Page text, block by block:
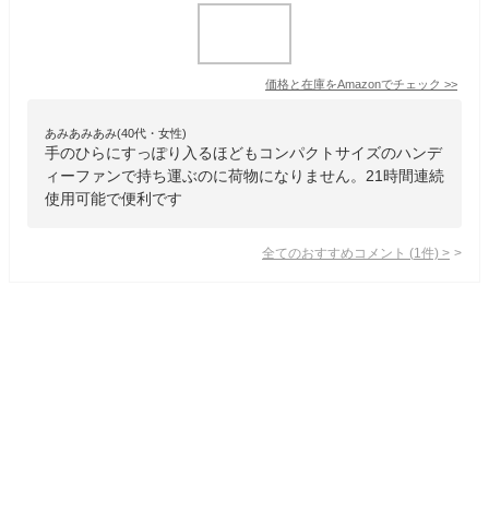
価格と在庫をAmazonでチェック >>
あみあみあみ(40代・女性)
手のひらにすっぽり入るほどもコンパクトサイズのハンデ
ィーファンで持ち運ぶのに荷物になりません。21時間連続
使用可能で便利です
全てのおすすめコメント (1 件) >